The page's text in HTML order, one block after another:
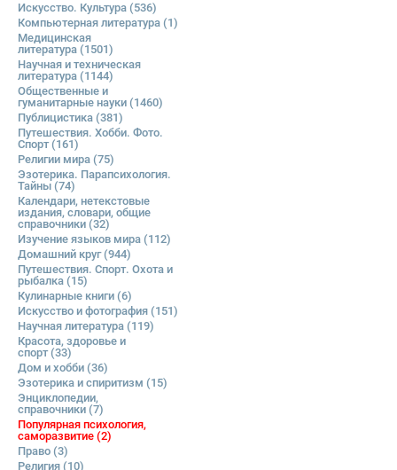
Искусство. Культура (536)
Компьютерная литература (1)
Медицинская
литература (1501)
Научная и техническая
литература (1144)
Общественные и
гуманитарные науки (1460)
Публицистика (381)
Путешествия. Хобби. Фото.
Спорт(161)
Религии мира (75)
Эзотерика. Парапсихология.
Тайны (74)
Календари, нетекстовые
издания, словари, общие
справочники (32)
Изучение языков мира (112)
Домашний круг(944)
Путешествия. Спорт. Охота и
рыбалка (15)
Кулинарные книги (6)
Искусство и фотография (151)
Научная литература (119)
Красота, здоровье и
спорт(33)
Дом и хобби (36)
Эзотерика и спиритизм (15)
Энциклопедии,
справочники (7)
Популярная психология,
саморазвитие (2)
Право (3)
Религия (10)